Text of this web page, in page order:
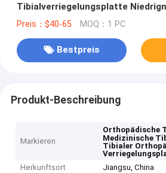
Tibialverriegelungsplatte
Preis：$40-65 MOQ：1 PC
Bestpreis
Produkt-Beschreibung
Markieren
Orthopädische
Medizinische
Tibialer
Herkunftsort
Jiangsu, China